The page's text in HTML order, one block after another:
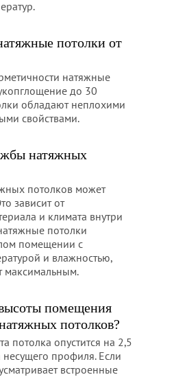
потолки от
натяжные
до 30
обладают неплохими
свойствами.
натяжных
потолков может
зависит от
и климата внутри
потолки
помещении с
и влажностью,
максимальным.
помещения
потолков?
потолка опустится на 2,5
профиля. Если
встроенные